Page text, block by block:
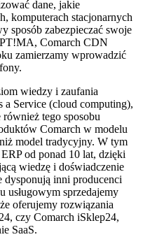
dane, jakie
komputerach stacjonarnych
sposób zabezpieczać swoje
Comarch CDN
zamierzamy wprowadzić
wiedzy i zaufania
a Service (cloud computing),
również tego sposobu
Comarch w modelu
model tradycyjny. W tym
od ponad 10 lat, dzięki
wiedzę i doświadczenie
dysponują inni producenci
usługowym sprzedajemy
oferujemy rozwiązania
czy Comarch iSklep24,
SaaS.